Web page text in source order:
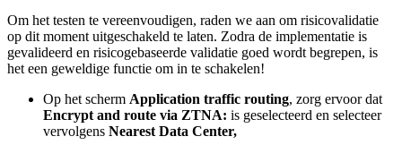
Om het testen te vereenvoudigen, raden we aan om risicovalidatie
op dit moment uitgeschakeld te laten. Zodra de implementatie is
gevalideerd en risicogebaseerde validatie goed wordt begrepen, is
het een geweldige functie om in te schakelen!
Op het scherm Application traffic routing, zorg ervoor dat
Encrypt and route via ZTNA: is geselecteerd en selecteer
vervolgens Nearest Data Center,